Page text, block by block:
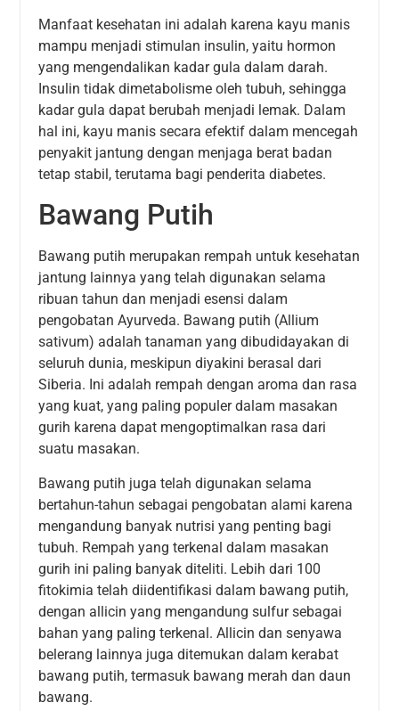
Manfaat kesehatan ini adalah karena kayu manis
mampu menjadi stimulan insulin, yaitu hormon
yang mengendalikan kadar gula dalam darah.
Insulin tidak dimetabolisme oleh tubuh, sehingga
kadar gula dapat berubah menjadi lemak. Dalam
hal ini, kayu manis secara efektif dalam mencegah
penyakit jantung dengan menjaga berat badan
tetap stabil, terutama bagi penderita diabetes.
Bawang Putih
Bawang putih merupakan rempah untuk kesehatan
jantung lainnya yang telah digunakan selama
ribuan tahun dan menjadi esensi dalam
pengobatan Ayurveda. Bawang putih (Allium
sativum) adalah tanaman yang dibudidayakan di
seluruh dunia, meskipun diyakini berasal dari
Siberia. Ini adalah rempah dengan aroma dan rasa
yang kuat, yang paling populer dalam masakan
gurih karena dapat mengoptimalkan rasa dari
suatu masakan.
Bawang putih juga telah digunakan selama
bertahun-tahun sebagai pengobatan alami karena
mengandung banyak nutrisi yang penting bagi
tubuh. Rempah yang terkenal dalam masakan
gurih ini paling banyak diteliti. Lebih dari 100
fitokimia telah diidentifikasi dalam bawang putih,
dengan allicin yang mengandung sulfur sebagai
bahan yang paling terkenal. Allicin dan senyawa
belerang lainnya juga ditemukan dalam kerabat
bawang putih, termasuk bawang merah dan daun
bawang.